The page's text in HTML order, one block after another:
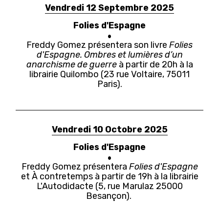
Vendredi 12 Septembre 2025
Folies d'Espagne
Freddy Gomez présentera son livre Folies
d'Espagne. Ombres et lumières d’un
anarchisme de guerre à partir de 20h à la
librairie Quilombo (23 rue Voltaire, 75011
Paris).
Vendredi 10 Octobre 2025
Folies d'Espagne
Freddy Gomez présentera Folies d'Espagne
et À contretemps à partir de 19h à la librairie
L'Autodidacte (5, rue Marulaz 25000
Besançon).